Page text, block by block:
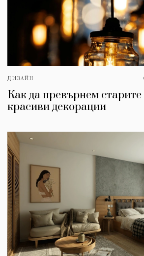
ДИЗАЙН
Как да превърнем
красиви декорации